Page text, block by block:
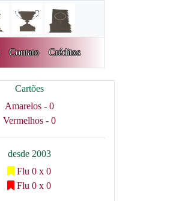
Contato Créditos
Cartões
Amarelos - 0
Vermelhos - 0
desde 2003
Flu 0 x 0
Flu 0 x 0